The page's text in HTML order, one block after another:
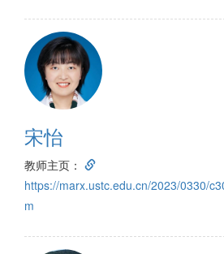
宋怡
教师主页：
https://marx.ustc.edu.cn/2023/0330/
m